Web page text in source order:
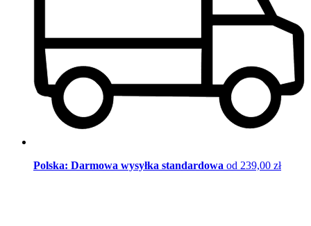
Polska: Darmowa wysyłka standardowa od 239,00 zł